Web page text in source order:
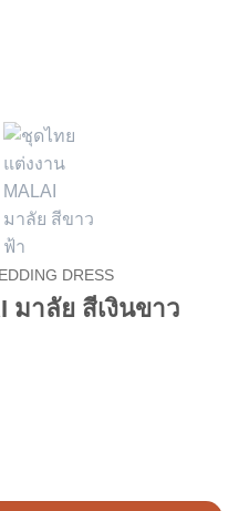
DRESS
มาลัย สีเงินขาว
สีเงินขาว ชิ้น